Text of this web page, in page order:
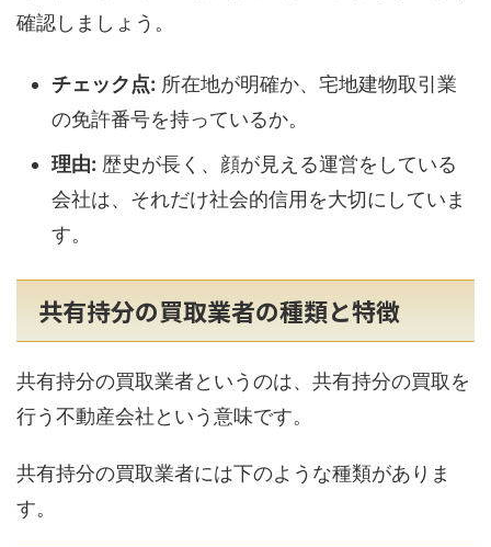
確認しましょう。
チェック点: 所在地が明確か、宅地建物取引業
の免許番号を持っているか。
理由: 歴史が長く、顔が見える運営をしている
会社は、それだけ社会的信用を大切にしていま
す。
共有持分の買取業者の種類と特徴
共有持分の買取業者というのは、共有持分の買取を
行う不動産会社という意味です。
共有持分の買取業者には下のような種類がありま
す。